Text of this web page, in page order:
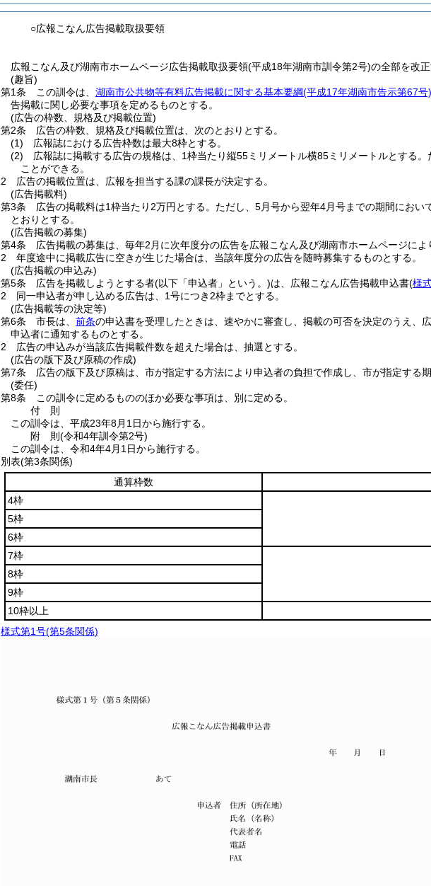
○広報こなん広告掲載取扱要領
広報こなん及び湖南市ホームページ広告掲載取扱要領(平成18年湖南市訓令第2号)の全部を改正
(趣旨)
第1条
この訓令は、 湖南市公共物等有料広告掲載に関する基本要綱(平成17年湖南市告示第67号)
告掲載に関し必要な事項を定めるものとする。
(広告の枠数、規格及び掲載位置)
第2条
広告の枠数、規格及び掲載位置は、次のとおりとする。
(1)
広報誌における広告枠数は最大8枠とする。
(2)
広報誌に掲載する広告の規格は、1枠当たり縦55ミリメートル横85ミリメートルとする。
ことができる。
2
広告の掲載位置は、広報を担当する課の課長が決定する。
(広告掲載料)
第3条
広告の掲載料は1枠当たり2万円とする。 ただし、5月号から翌年4月号までの期間にお
とおりとする。
(広告掲載の募集)
第4条
広告掲載の募集は、毎年2月に次年度分の広告を広報こなん及び湖南市ホームページによ
2
年度途中に掲載広告に空きが生じた場合は、当該年度分の広告を随時募集するものとする。
(広告掲載の申込み)
第5条
広告を掲載しようとする者(以下「申込者」という。)は、広報こなん広告掲載申込書(様
2
同一申込者が申し込める広告は、1号につき2枠までとする。
(広告掲載等の決定等)
第6条
市長は、 前条の申込書を受理したときは、速やかに審査し、掲載の可否を決定のうえ、
申込者に通知するものとする。
2
広告の申込みが当該広告掲載件数を超えた場合は、抽選とする。
(広告の版下及び原稿の作成)
第7条
広告の版下及び原稿は、市が指定する方法により申込者の負担で作成し、市が指定する
(委任)
第8条
この訓令に定めるもののほか必要な事項は、別に定める。
付 則
この訓令は、平成23年8月1日から施行する。
附 則(令和4年訓令第2号)
この訓令は、令和4年4月1日から施行する。
別表(第3条関係)
通算枠数
4枠
5枠
6枠
7枠
8枠
9枠
10枠以上
様式第1号(第5条関係)